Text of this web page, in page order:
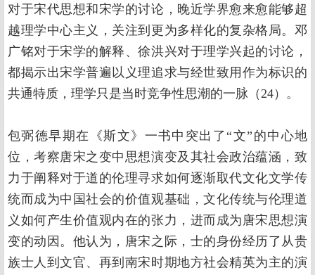
对于宋代思想和宋学的讨论，晚近学界愈来愈能够超
越理学中心主义，关注到更为多样化的复杂格局。邓
广铭对于宋学的解释、徐洪兴对于理学兴起的讨论，
都揭示出宋学普遍以义理追求与经世致用作为标识的
共通特质，理学只是当时竞争性思潮的一脉（24）。
包弼德早期在《斯文》一书中突出了“文”的中心地
位，考察唐宋之变中思想演变及其社会政治蕴涵，致
力于阐释对于道的伦理寻求如何逐渐取代文化文学传
统而成为中国社会的价值观基础，文化传统与伦理道
义如何产生价值观内在的张力，进而成为唐宋思想演
变的动因。他认为，唐宋之际，士的身份经历了从贵
族士人到文官、再到南宋时期地方社会精英为主的演